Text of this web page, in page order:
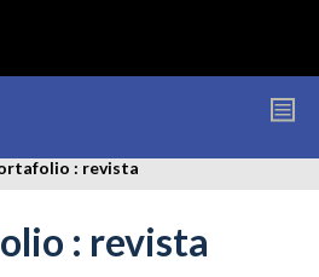
: revista
: revista